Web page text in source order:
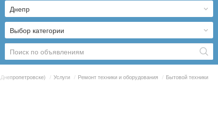
Выбор категории
Днепр
/ Услуги / Ремонт техники и оборудования / Бытовой техники